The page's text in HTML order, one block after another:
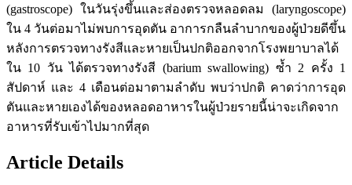
(gastroscope) ในวันรุ่งขึ้นและส่องตรวจหลอดลม (laryngoscope)
ใน 4 วันต่อมาไม่พบการอุดตัน อาการกลืนลำบากของผู้ป่วยดีขึ้น
หลังการตรวจทางรังสีและหายเป็นปกติออกจากโรงพยาบาลได้
ใน 10 วัน ได้ตรวจทางรังสี (barium swallowing) ซ้ำ 2 ครั้ง 1
สัปดาห์ และ 4 เดือนต่อมาตามลำดับ พบว่าปกติ คาดว่าการอุด
ตันและหายเองได้ของหลอดอาหารในผู้ป่วยรายนี้น่าจะเกิดจาก
อาหารที่รับเข้าไปมากที่สุด
Article Details